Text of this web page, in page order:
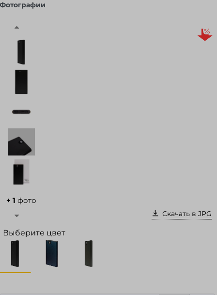
Фотографии
+ 1 фото
Скачать в JPG
Выберите цвет
Запомнить меня